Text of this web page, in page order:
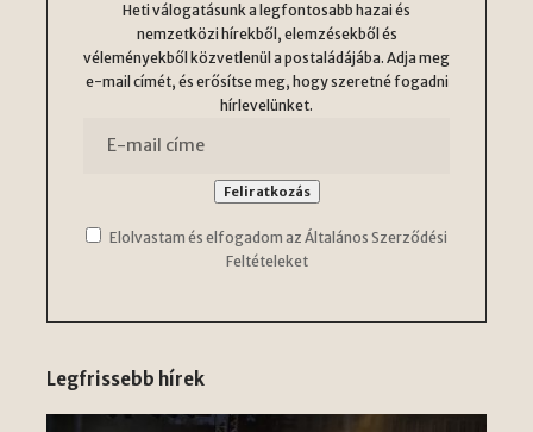
Heti válogatásunk a legfontosabb hazai és
nemzetközi hírekből, elemzésekből és
véleményekből közvetlenül a postaládájába. Adja meg
e-mail címét, és erősítse meg, hogy szeretné fogadni
hírlevelünket.
Elolvastam és elfogadom az Általános Szerződési
Feltételeket
Legfrissebb hírek